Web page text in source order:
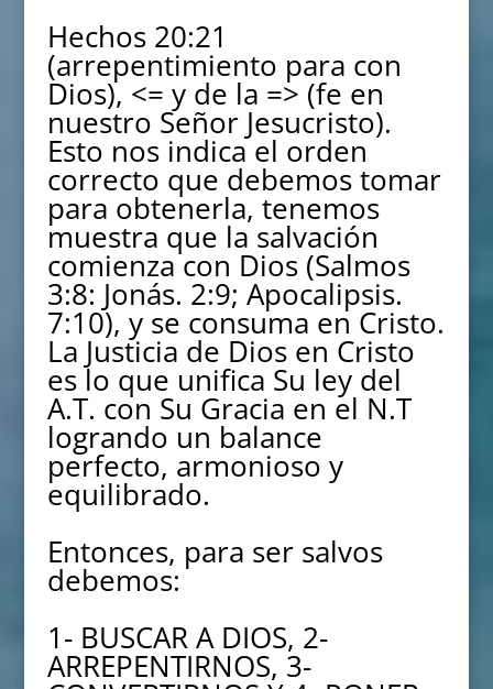
Hechos 20:21
(arrepentimiento para con
Dios), <= y de la => (fe en
nuestro Señor Jesucristo).
Esto nos indica el orden
correcto que debemos tomar
para obtenerla, tenemos
muestra que la salvación
comienza con Dios (Salmos
3:8: Jonás. 2:9; Apocalipsis.
7:10), y se consuma en Cristo.
La Justicia de Dios en Cristo
es lo que unifica Su ley del
A.T. con Su Gracia en el N.T
logrando un balance
perfecto, armonioso y
equilibrado.
Entonces, para ser salvos
debemos:
1- BUSCAR A DIOS, 2-
ARREPENTIRNOS, 3-